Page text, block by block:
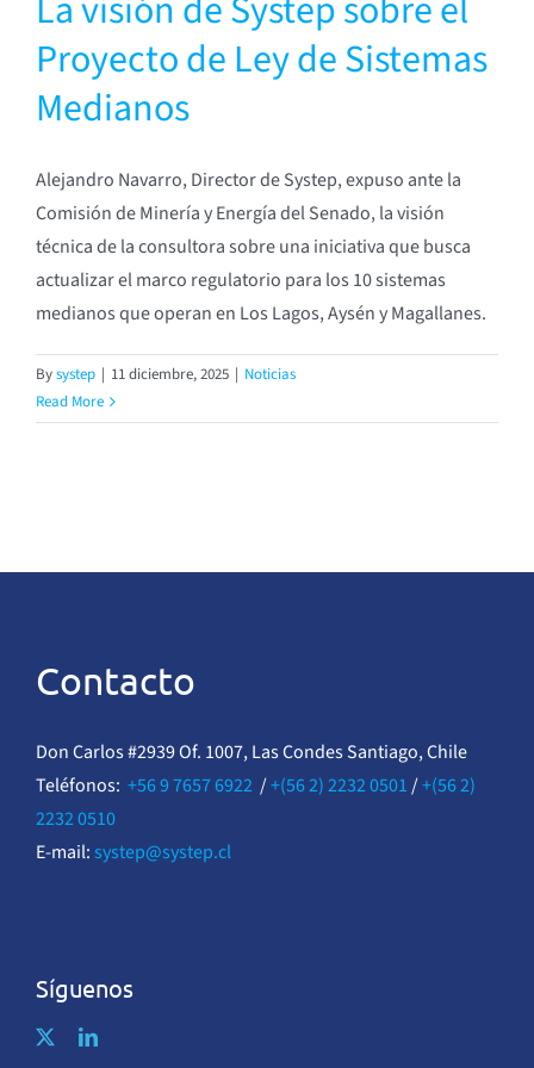
Proyecto de Ley de Sistemas
Medianos
Alejandro Navarro, Director de Systep, expuso ante la
Comisión de Minería y Energía del Senado, la visión
técnica de la consultora sobre una iniciativa que busca
actualizar el marco regulatorio para los 10 sistemas
medianos que operan en Los Lagos, Aysén y Magallanes.
Bysystep | 11 diciembre, 2025 | Noticias
Read More
Contacto
Don Carlos #2939 Of. 1007, Las Condes Santiago, Chile
Teléfonos: +56 9 7657 6922/+(56 2) 2232 0501/+(56 2)
2232 0510
E-mail: systep@systep.cl
Síguenos